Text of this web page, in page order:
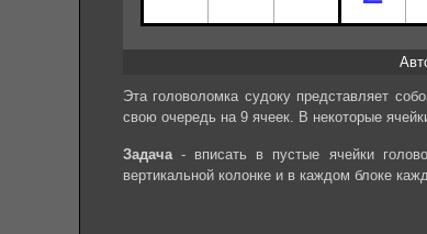
Эта головоломка судоку представляет
свою очередь на 9 ячеек. В некоторые
Задача- вписать в пустые ячейки
вертикальной колонке и в каждом блоке